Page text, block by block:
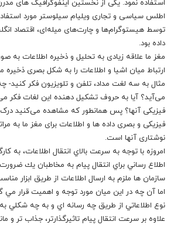
استفاده نمود. یکی از نخستین اینفوگرافیک های
اطلس سیاسی و تجاری ویلیام سیلوستر مورد
داده بود.
مغز ما علاقه زیادی به تحلیل و ذخیره اطلاعات به
ارتباط میان اشیا و اطلاعات را به شکل بصری ذخیره
مثال به سه لغت مداد، تلفن و تلویزیون فکر کنید-
می‌آید؟ آیا به حروف تشکیل دهنده این لغات فکر
فیزیکی آنها؟ پس همانطور که مشاهده می‌کنید
فیزیکی و بصری داده ها و اطلاعات برای مغز ما به
نوشتاری آنها است.
امروزه با توجه به سرعت بالاي انتقال اطلاعات، به
اطلاع رساني براي انتقال پيام به مخاطبان يك ضرورت
سازمان ها ملزم به ارسال اطلاعات از طريق ابزار
اما آن چه در اين ميان مورد توجه و اهميت قرار
نوع اطلاعاتي از طريق چه رسانه اي و به چه شكلي
علاوه بر سرعت انتقال پيام تاثيرگذارتر، جذاب تر و